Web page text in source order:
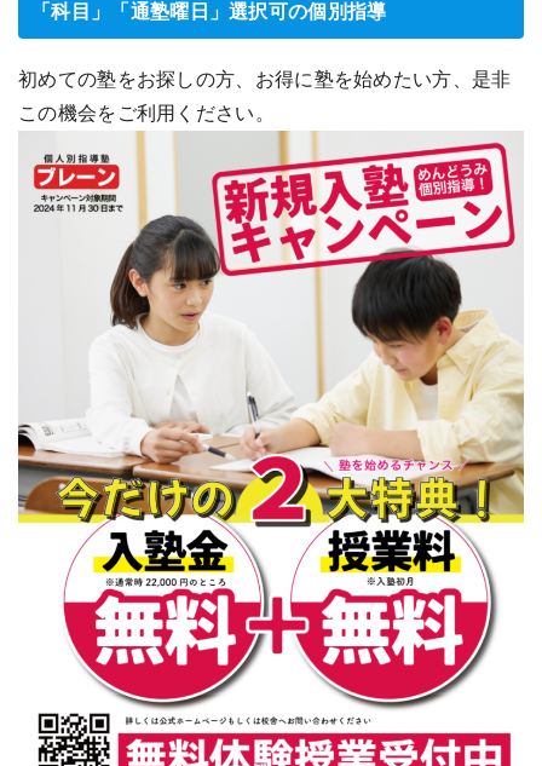
「科目」「通塾曜日」選択可の個別指導
初めての塾をお探しの方、お得に塾を始めたい方、是非
この機会をご利用ください。